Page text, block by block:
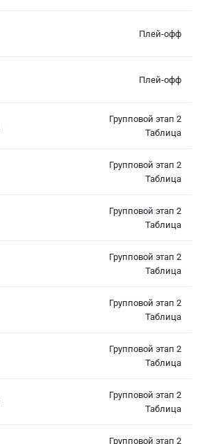
Плей-офф
Плей-офф
Групповой этап 2
Таблица
Групповой этап 2
Таблица
Групповой этап 2
Таблица
Групповой этап 2
Таблица
Групповой этап 2
Таблица
Групповой этап 2
Таблица
Групповой этап 2
Таблица
Групповой этап 2